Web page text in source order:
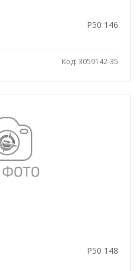
P50 146
Код: 3059142-35
P50 148